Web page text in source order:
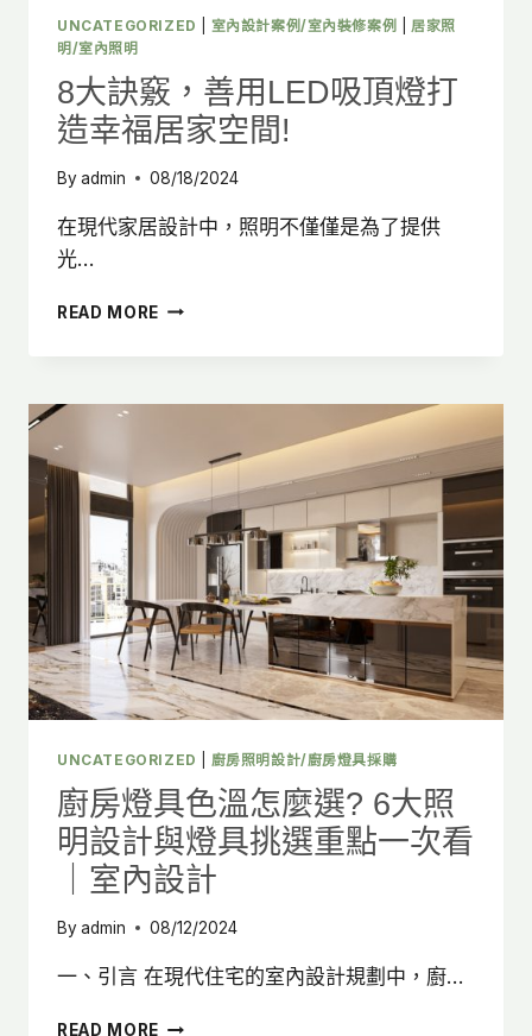
UNCATEGORIZED 室內設計案例/室內裝修案例 |居家照
明/室內照明
8大訣竅，善用LED吸頂燈打
造幸福居家空間!
Byadmin 08/18/2024
在現代家居設計中，照明不僅僅是為了提供
光…
READ MORE 8
善
吸
頂
幸
福
居
家
空
UNCATEGORIZED 廚房照明設計/廚房燈具採購
廚房燈具色溫怎麼選? 6大照
明設計與燈具挑選重點一次看
｜室內設計
Byadmin 08/12/2024
一、引言 在現代住宅的室內設計規劃中，廚…
READ MORE